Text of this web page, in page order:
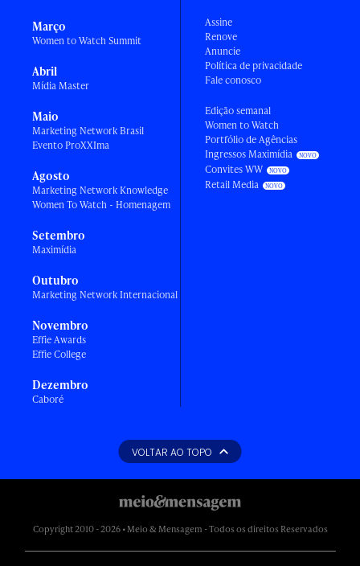
Março
Women to Watch Summit
Abril
Mídia Master
Maio
Marketing Network Brasil
Evento ProXXIma
Agosto
Marketing Network Knowledge
Women To Watch - Homenagem
Setembro
Maximídia
Outubro
Marketing Network Internacional
Novembro
Effie Awards
Effie College
Dezembro
Caboré
Assine
Renove
Anuncie
Política de privacidade
Fale conosco
Edição semanal
Women to Watch
Portfólio de Agências
Ingressos Maximídia
Convites WW
Retail Media
VOLTAR AO TOPO
Copyright 2010 - 2026 • Meio & Mensagem - Todos os direitos Reservados